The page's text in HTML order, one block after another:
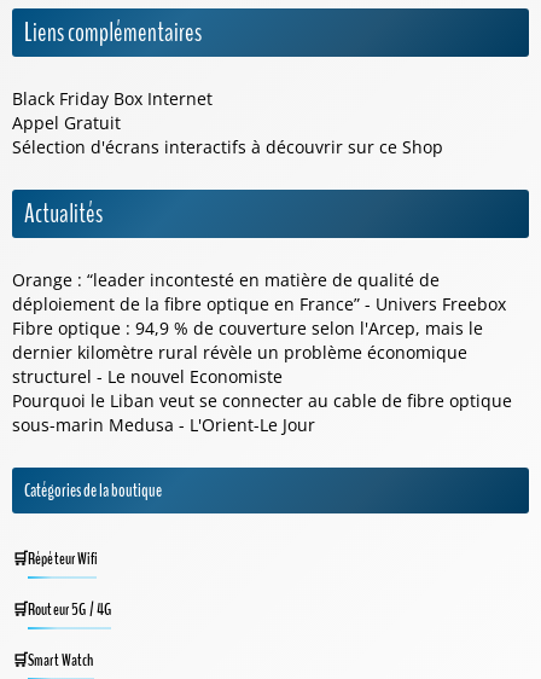
Liens complémentaires
Black Friday Box Internet
Appel Gratuit
Sélection d'écrans interactifs à découvrir sur ce Shop
Actualités
Orange : “leader incontesté en matière de qualité de
déploiement de la fibre optique en France” - Univers Freebox
Fibre optique : 94,9 % de couverture selon l'Arcep, mais le
dernier kilomètre rural révèle un problème économique
structurel - Le nouvel Economiste
Pourquoi le Liban veut se connecter au cable de fibre optique
sous-marin Medusa - L'Orient-Le Jour
Catégories de la boutique
Répéteur Wifi
Routeur 5G / 4G
Smart Watch